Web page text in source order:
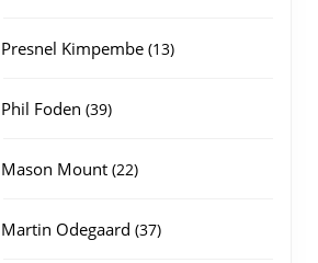
Presnel Kimpembe 1313
Phil Foden 3939
Mason Mount 2222
Martin Odegaard 3737